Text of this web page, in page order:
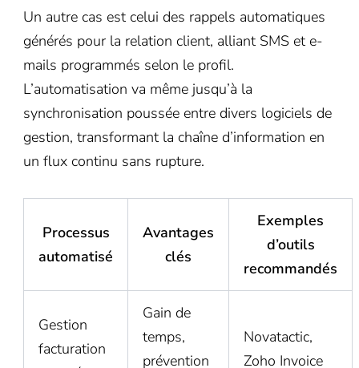
Un autre cas est celui des rappels automatiques
générés pour la relation client, alliant SMS et e-
mails programmés selon le profil.
L’automatisation va même jusqu’à la
synchronisation poussée entre divers logiciels de
gestion, transformant la chaîne d’information en
un flux continu sans rupture.
Processus
automatisé
Avantages
clés
Exemples
d’outils
recommandés
Gestion
facturation
Gain de
temps,
prévention
Novatactic,
Zoho Invoice